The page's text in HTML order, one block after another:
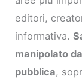
editori,
informativa.
manipolato
pubblica,